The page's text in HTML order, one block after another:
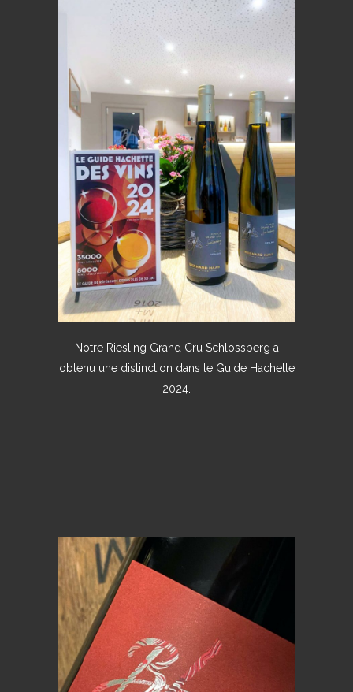
Notre Riesling Grand Cru Schlossberg a
obtenu une distinction dans le Guide Hachette
2024.